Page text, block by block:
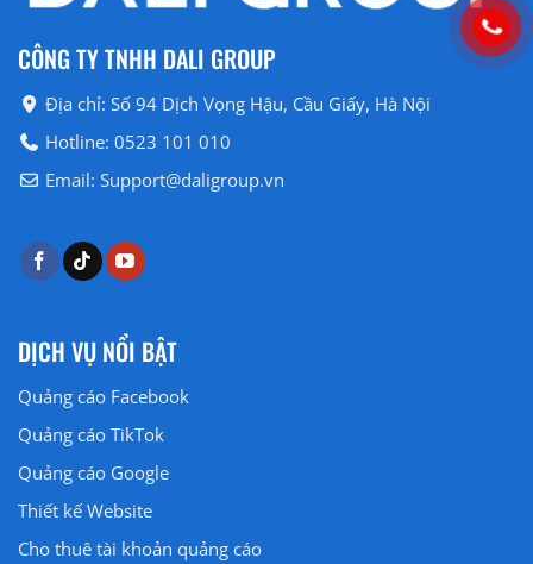
CÔNG TY TNHH DALI GROUP
Địa chỉ: Số 94 Dịch Vọng Hậu, Cầu Giấy, Hà Nội
Hotline: 0523 101 010
Email: Support@daligroup.vn
DỊCH VỤ NỔI BẬT
Quảng cáo Facebook
Quảng cáo TikTok
Quảng cáo Google
Thiết kế Website
Cho thuê tài khoản quảng cáo